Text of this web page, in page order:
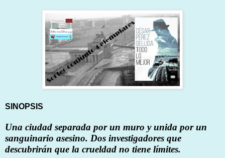
SINOPSIS
Una ciudad separada por un muro y unida por un
sanguinario asesino. Dos investigadores que
descubrirán que la crueldad no tiene límites.